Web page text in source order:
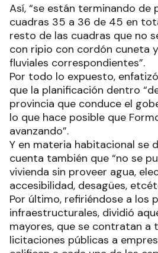
Así, “se están terminando de
cuadras 35 a 36 de 45 en
resto de las cuadras que no
con ripio con cordón cuneta
fluviales correspondientes”.
Por todo lo expuesto,
que la planificación dentro
provincia que conduce el
lo que hace posible que
avanzando”.
Y en materia habitacional se
cuenta también que “no se
vivienda sin proveer agua,
accesibilidad, desagües,
Por último, refiriéndose a los
infraestructurales, dividió
mayores, que se contratan a
licitaciones públicas a